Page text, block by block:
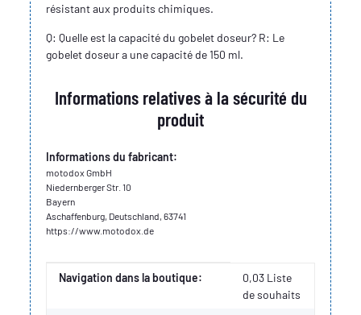
résistant aux produits chimiques.
Q: Quelle est la capacité du gobelet doseur? R: Le
gobelet doseur a une capacité de 150 ml.
Informations relatives à la sécurité du
produit
Informations du fabricant:
motodox GmbH
Niedernberger Str. 10
Bayern
Aschaffenburg, Deutschland, 63741
https://www.motodox.de
Valeur
Fabricant
Navigation dans la boutique:
0,03 Liste
de souhaits